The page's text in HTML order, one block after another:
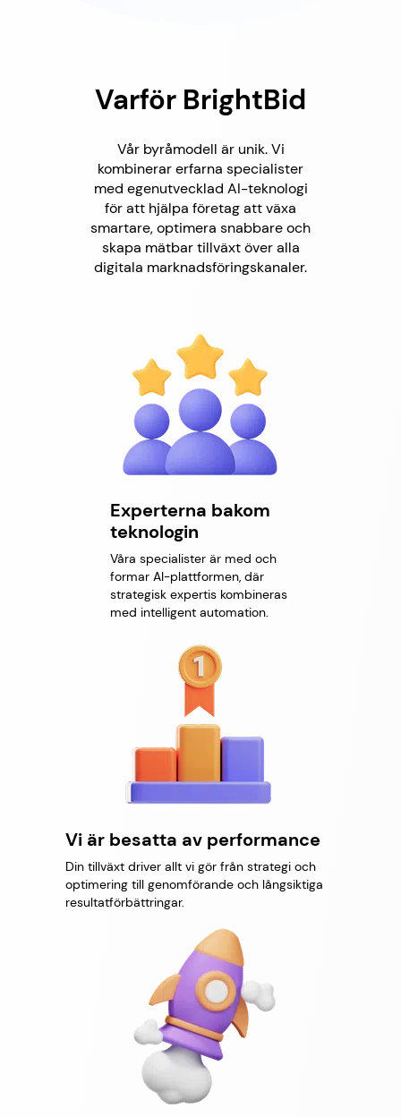
Varför BrightBid
Vår byråmodell är unik. Vi
kombinerar erfarna specialister
med egenutvecklad AI-teknologi
för att hjälpa företag att växa
smartare, optimera snabbare och
skapa mätbar tillväxt över alla
digitala marknadsföringskanaler.
Experterna bakom
teknologin
Våra specialister är med och
formar AI-plattformen, där
strategisk expertis kombineras
med intelligent automation.
Vi är besatta av performance
Din tillväxt driver allt vi gör från strategi och
optimering till genomförande och långsiktiga
resultatförbättringar.